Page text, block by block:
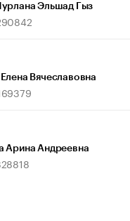
Эльшад Гыз
Вячеславовна
Арина Андреевна